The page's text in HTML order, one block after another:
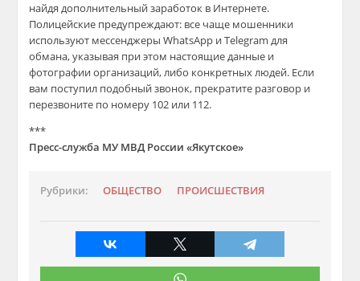
найдя дополнительный заработок в Интернете.
Полицейские предупреждают: все чаще мошенники
используют мессенджеры WhatsApp и Telegram для
обмана, указывая при этом настоящие данные и
фотографии организаций, либо конкретных людей. Если
вам поступил подобный звонок, прекратите разговор и
перезвоните по номеру 102 или 112.
***
Пресс-служба МУ МВД России «Якутское»
Рубрики: ОБЩЕСТВО ПРОИСШЕСТВИЯ